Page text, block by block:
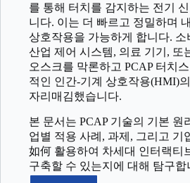
를 통해 터치를 감지하는 전기
니다. 이는 더 빠르고 정밀하며
상호작용을 가능하게 합니다. 소
산업 제어 시스템, 의료 기기, 또
오스크를 막론하고 PCAP 터치
적인 인간-기계 상호작용(HMI)
자리매김했습니다.
본 문서는 PCAP 기술의 기본 원
업별 적용 사례, 과제, 그리고 기
如何 활용하여 차세대 인터랙티
구축할 수 있는지에 대해 탐구합